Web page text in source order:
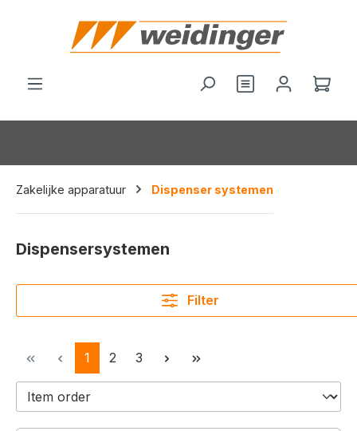
Je hebt 0 items
Zakelijke apparatuur Dispenser systemen
Dispensersystemen
Filter
Pagina
1 Pagina
2 Pagina
3